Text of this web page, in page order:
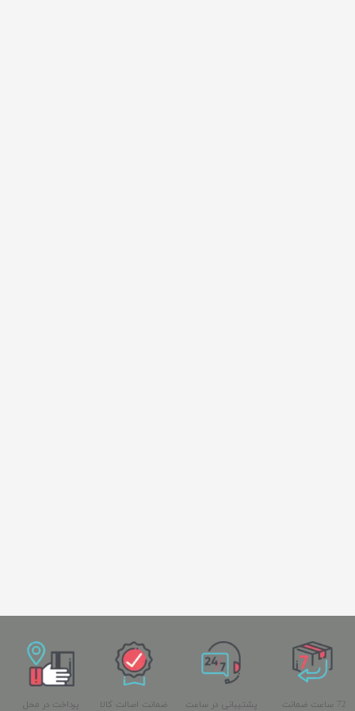
پشتیبانی در ساعت
پرداخت در محل
72 ساعت ضمانت
ضمانت اصالت کالا